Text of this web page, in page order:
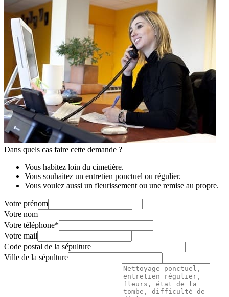
Dans quels cas faire cette demande ?
Vous habitez loin du cimetière.
Vous souhaitez un entretien ponctuel ou régulier.
Vous voulez aussi un fleurissement ou une remise au propre.
Votre prénom
Votre nom
Votre téléphone*
Votre mail
Code postal de la sépulture
Ville de la sépulture